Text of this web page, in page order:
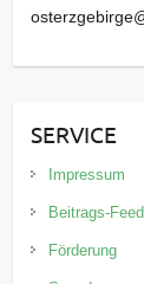
SERVICE
Impressum
Beitrags-
Förderung